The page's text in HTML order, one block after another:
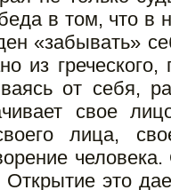
в том, что
«забывать»
из
от себя,
свое
лица,
это